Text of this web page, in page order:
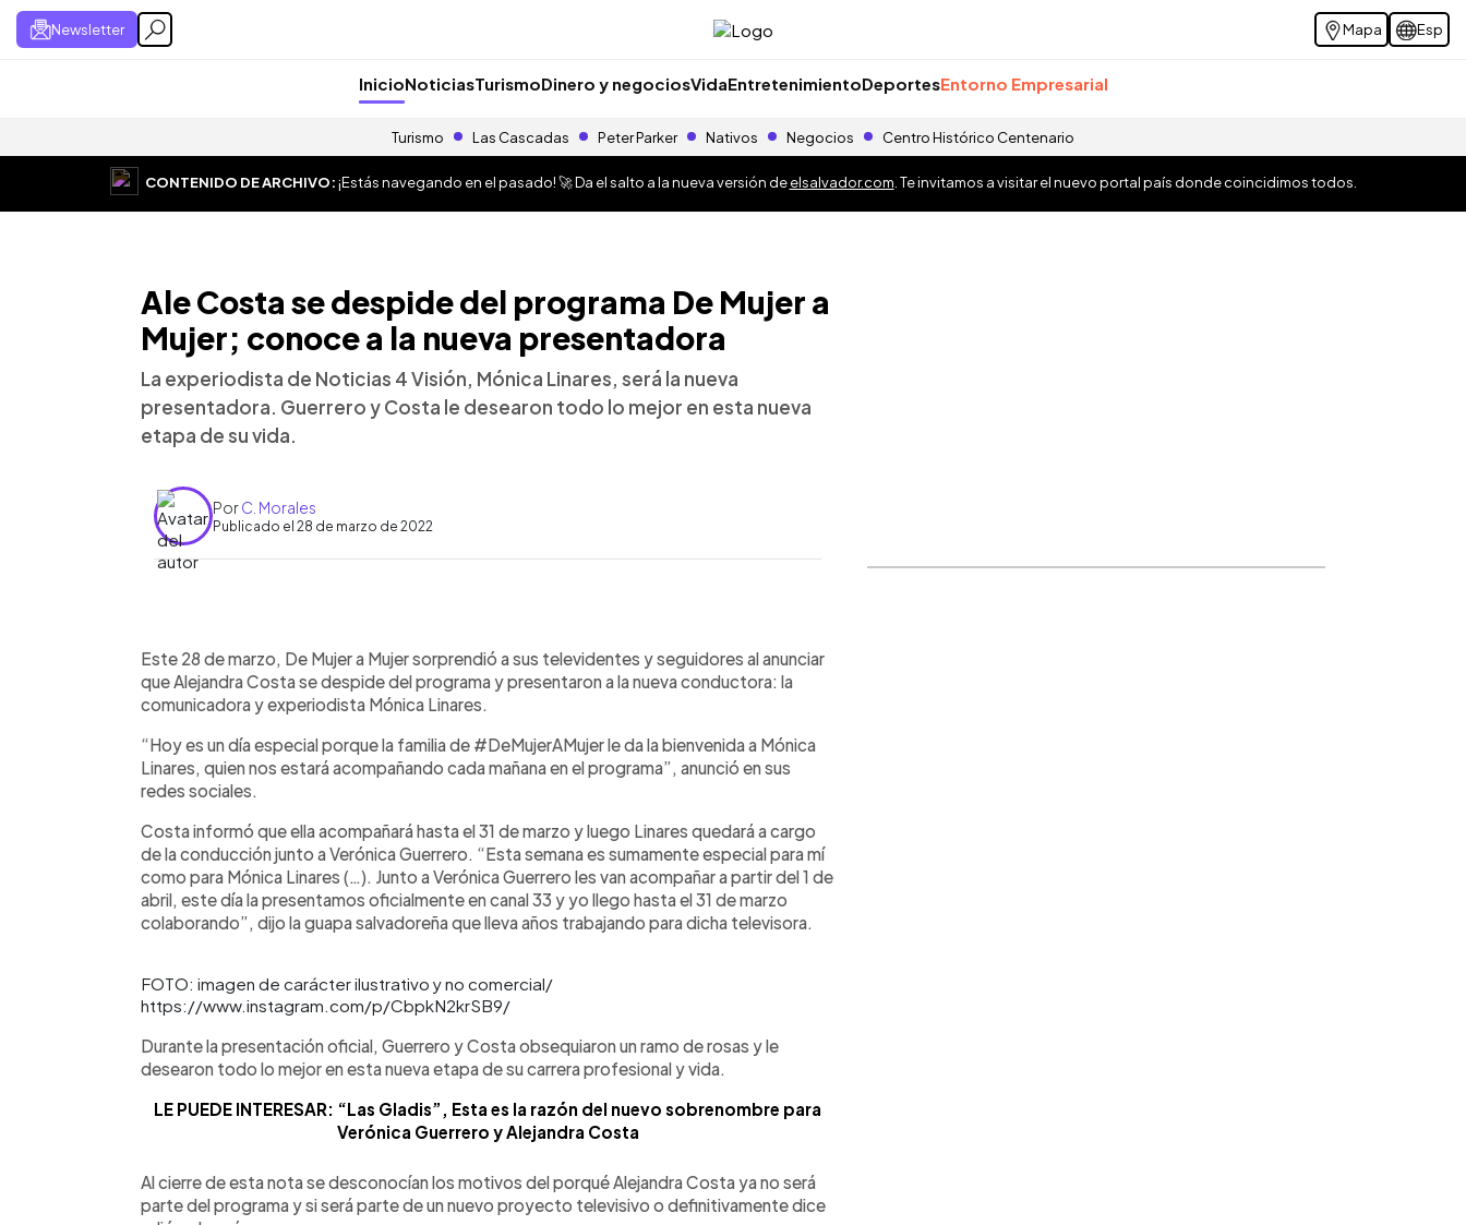
Newsletter Mapa Esp
InicioNoticiasTurismoDinero y negociosVidaEntretenimientoDeportesEntorno Empresarial
Turismo Las Cascadas Peter Parker Nativos Negocios Centro Histórico Centenario
CONTENIDO DE ARCHIVO:¡Estás navegando en el pasado! 🚀 Da el salto a la nueva versión deelsalvador.com . Te invitamos a visitar el nuevo portal país donde coincidimos todos.
Ale Costa se despide del programa De Mujer a
Mujer; conoce a la nueva presentadora
La experiodista de Noticias 4 Visión, Mónica Linares, será la nueva
presentadora. Guerrero y Costa le desearon todo lo mejor en esta nueva
etapa de su vida.
PorC. Morales
Publicado el 28 de marzo de 2022
► Escuchar artículo
Este 28 de marzo, De Mujer a Mujer sorprendió a sus televidentes y seguidores al anunciar
que Alejandra Costa se despide del programa y presentaron a la nueva conductora: la
comunicadora y experiodista Mónica Linares.
“Hoy es un día especial porque la familia de #DeMujerAMujer le da la bienvenida a Mónica
Linares, quien nos estará acompañando cada mañana en el programa”, anunció en sus
redes sociales.
Costa informó que ella acompañará hasta el 31 de marzo y luego Linares quedará a cargo
de la conducción junto a Verónica Guerrero. “Esta semana es sumamente especial para mí
como para Mónica Linares (…). Junto a Verónica Guerrero les van acompañar a partir del 1 de
abril, este día la presentamos oficialmente en canal 33 y yo llego hasta el 31 de marzo
colaborando”, dijo la guapa salvadoreña que lleva años trabajando para dicha televisora.
FOTO: imagen de carácter ilustrativo y no comercial/
https://www.instagram.com/p/CbpkN2krSB9/
Durante la presentación oficial, Guerrero y Costa obsequiaron un ramo de rosas y le
desearon todo lo mejor en esta nueva etapa de su carrera profesional y vida.
LE PUEDE INTERESAR: “Las Gladis”, Esta es la razón del nuevo sobrenombre para
Verónica Guerrero y Alejandra Costa
Al cierre de esta nota se desconocían los motivos del porqué Alejandra Costa ya no será
parte del programa y si será parte de un nuevo proyecto televisivo o definitivamente dice